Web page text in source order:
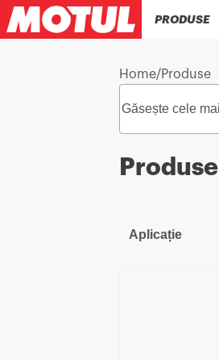
PRODUSE
Home/Produse
Produse
Aplicație